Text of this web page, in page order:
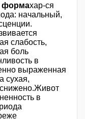
формахар-ся
начальный,
слабость,
боль
в
выраженная
сухая,
в